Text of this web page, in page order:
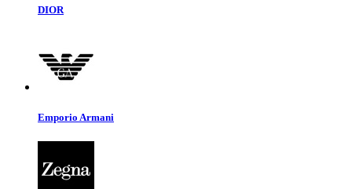
DIOR
Emporio Armani